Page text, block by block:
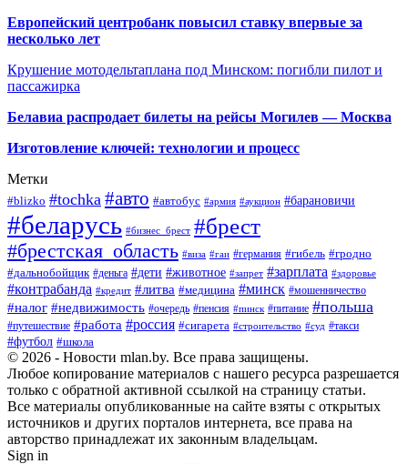
Европейский центробанк повысил ставку впервые за
несколько лет
Крушение мотодельтаплана под Минском: погибли пилот и
пассажирка
Белавиа распродает билеты на рейсы Могилев — Москва
Изготовление ключей: технологии и процесс
Метки
#blizko #tochka #авто #автобус #армия #аукцион #барановичи
#беларусь #бизнес_брест #брест
#брестская_область #виза #гаи #германия #гибель #гродно
#дальнобойщик #деньга #дети #животное #запрет #зарплата #здоровье
#контрабанда #кредит #литва #медицина #минск #мошенничество
#налог #недвижимость #очередь #пенсия #пинск #питание #польша
#путешествие #работа #россия #сигарета #строительство #суд #такси
#футбол #школа
© 2026 - Новости mlan.by. Все права защищены.
Любое копирование материалов с нашего ресурса разрешается
только с обратной активной ссылкой на страницу статьи.
Все материалы опубликованные на сайте взяты с открытых
источников и других порталов интернета, все права на
авторство принадлежат их законным владельцам.
Sign in